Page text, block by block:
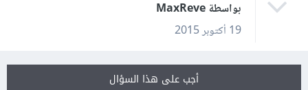
بواسطة MaxReve
19 أكتوبر 2015
أجب على هذا السؤال